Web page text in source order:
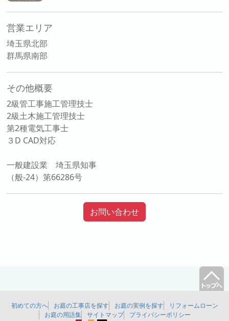
営業エリア
埼玉県北部
群馬県南部
その他概要
2級管工事施工管理技士
2級土木施工管理技士
第2種電気工事士
３D CAD対応
一般建設業 埼玉県知事
（般-24）第66286号
お問い合わせ
初めての方へ お庭の工事店を探す お庭の実例を探す
リフォームローン
お庭の用語集
サイトマップ プライバシーポリシー